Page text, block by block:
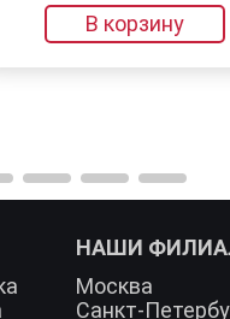
НАШИ
Москва
Санкт-